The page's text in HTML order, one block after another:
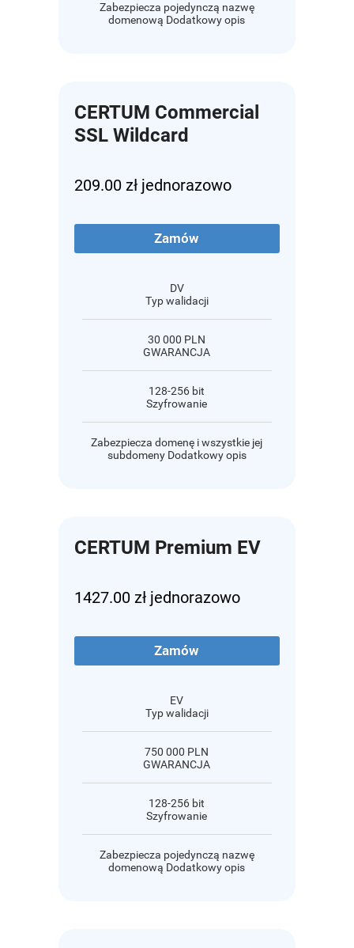
Zabezpiecza pojedynczą nazwę
domenową Dodatkowy opis
CERTUM Commercial
SSL Wildcard
209.00 zł jednorazowo
Zamów
DV
Typ walidacji
30 000 PLN
GWARANCJA
128-256 bit
Szyfrowanie
Zabezpiecza domenę i wszystkie jej
subdomeny Dodatkowy opis
CERTUM Premium EV
1427.00 zł jednorazowo
Zamów
EV
Typ walidacji
750 000 PLN
GWARANCJA
128-256 bit
Szyfrowanie
Zabezpiecza pojedynczą nazwę
domenową Dodatkowy opis